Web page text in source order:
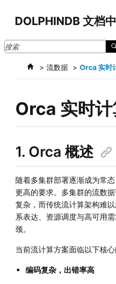
DOLPHINDB 文档
流数据 Orca 实时
Orca 实时
1. Orca 概述
随着多集群部署逐渐成为常
更高的要求。多集群的流数
复杂，而传统流计算架构难
系表达、资源调度与高可用
颈。
当前流计算方案面临以下核心
编码复杂，出错率高